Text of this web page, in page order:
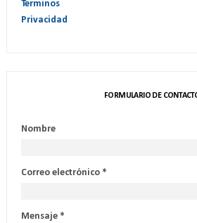
Terminos
Privacidad
FORMULARIO DE
Nombre
Correo electrónico *
Mensaje *